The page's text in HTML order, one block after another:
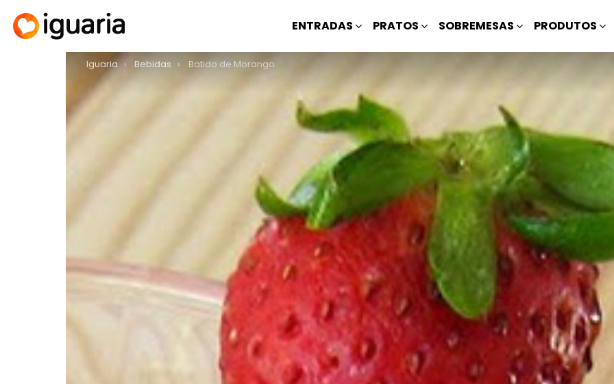
ENTRADAS PRATOS SOBREMESAS PRODUTOS
You are here:
Iguaria Bebidas Batido de Morango